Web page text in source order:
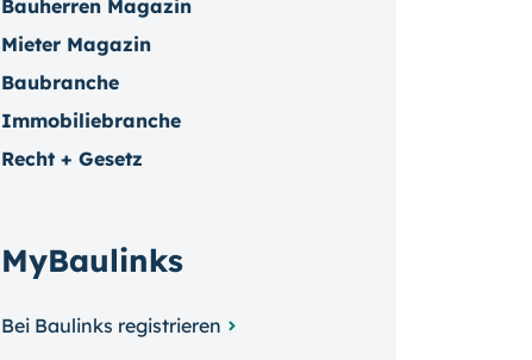
Bauherren Magazin
Mieter Magazin
Baubranche
Immobiliebranche
Recht + Gesetz
MyBaulinks
Bei Baulinks registrieren